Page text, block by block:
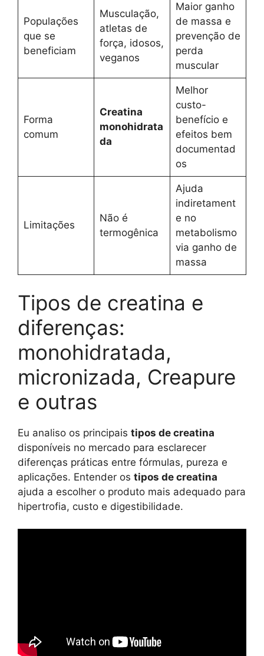
Populações
que se
beneficiam
Musculação,
atletas de
força, idosos,
veganos
Maior ganho
de massa e
prevenção de
perda
muscular
Forma
comum
Creatina
monohidrata
da
Melhor
custo-
benefício e
efeitos bem
documentad
os
Limitações
Não é
termogênica
Ajuda
indiretament
e no
metabolismo
via ganho de
massa
Tipos de creatina e
diferenças:
monohidratada,
micronizada, Creapure
e outras
Eu analiso os principais tipos de creatina
disponíveis no mercado para esclarecer
diferenças práticas entre fórmulas, pureza e
aplicações. Entender os tipos de creatina
ajuda a escolher o produto mais adequado para
hipertrofia, custo e digestibilidade.